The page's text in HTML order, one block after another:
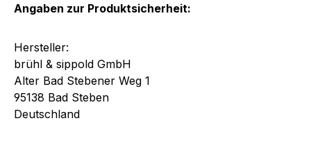
Angaben zur Produktsicherheit:
Hersteller:
brühl & sippold GmbH
Alter Bad Stebener Weg 1
95138 Bad Steben
Deutschland